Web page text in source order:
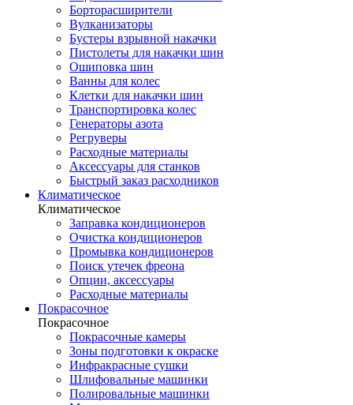
Борторасширители
Вулканизаторы
Бустеры взрывной накачки
Пистолеты для накачки шин
Ошиповка шин
Ванны для колес
Клетки для накачки шин
Транспортировка колес
Генераторы азота
Регруверы
Расходные материалы
Аксессуары для станков
Быстрый заказ расходников
Климатическое
Климатическое
Заправка кондиционеров
Очистка кондиционеров
Промывка кондиционеров
Поиск утечек фреона
Опции, аксессуары
Расходные материалы
Покрасочное
Покрасочное
Покрасочные камеры
Зоны подготовки к окраске
Инфракрасные сушки
Шлифовальные машинки
Полировальные машинки